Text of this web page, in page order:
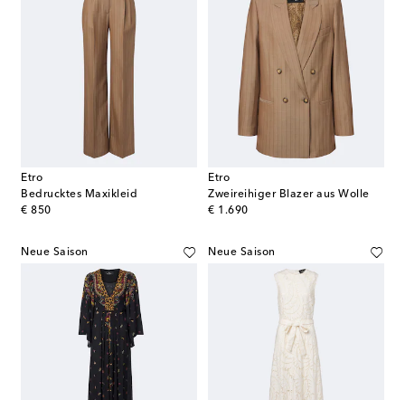
Etro
Bedrucktes Maxikleid
€ 850
original price
Etro
Zweireihiger Blazer aus Wolle
€ 1.690
original price
Neue Saison Neue Saison